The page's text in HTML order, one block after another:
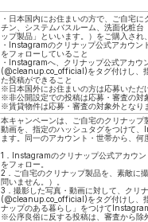
・日本国内にお住まいの方で、ご自宅
チン、システムバスルーム、洗面化粧台
ップ製品」といいます。）をご購入され
・Instagramのクリナップ公式アカウ
をフォローしていること
・Instagramへ、クリナップ公式アカウ
(@cleanup.co_official)をタグ付けし、
た投稿ができること
※日本国外にお住まいの方は応募いただ
※非公開設定での投稿は応募・審査の対
※賃貸物件は応募・審査の対象外となり
本キャンペーンは、ご自宅のクリナップ
動画を、指定のハッシュタグをつけて
ます。同一のアカウント・世帯から、何
1．Instagramのクリナップ公式アカウ
をフォロー。
2．ご自宅のクリナップ製品を、素敵に
問いません。）。
3．撮影した写真・動画に対して、クリ
(@cleanup.co_official)をタグ付けし、
ナップのある暮らし」をつけて
※公序良俗に反する投稿は、審査から除